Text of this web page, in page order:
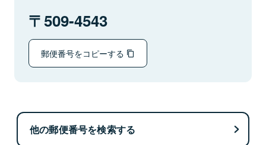
509-4543
郵便番号をコピーする
他の郵便番号を検索する